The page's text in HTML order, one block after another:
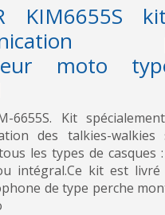
KIM6655S
moto
6655S. Kit
des talkies-walkies
les types de casques
intégral.Ce kit est livré
de type perche